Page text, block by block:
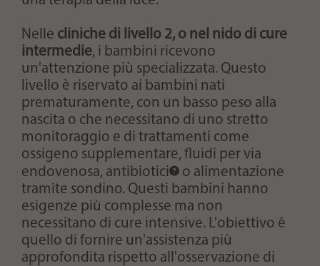
Nelle cliniche di livello 2, o nel nido di cure
intermedie, i bambini ricevono
un'attenzione più specializzata. Questo
livello è riservato ai bambini nati
prematuramente, con un basso peso alla
nascita o che necessitano di uno stretto
monitoraggio e di trattamenti come
ossigeno supplementare, fluidi per via
endovenosa, antibiotici
o alimentazione
tramite sondino. Questi bambini hanno
esigenze più complesse ma non
necessitano di cure intensive. L'obiettivo è
quello di fornire un'assistenza più
approfondita rispetto all'osservazione di